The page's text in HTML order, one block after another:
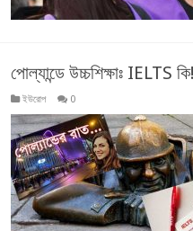
পোল্যান্ডে উচ্চশিক্ষাঃ IELTS
ইউরোপ 0